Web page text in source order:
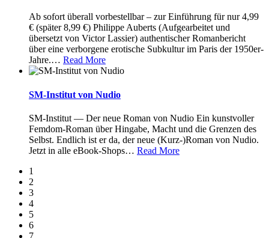
Ab sofort überall vorbestellbar – zur Einführung für nur 4,99
€ (später 8,99 €) Philippe Auberts (Aufgearbeitet und
übersetzt von Victor Lassier) authentischer Romanbericht
über eine verborgene erotische Subkultur im Paris der 1950er-
Jahre.… Read More
SM-Institut von Nudio
SM-Institut — Der neue Roman von Nudio Ein kunstvoller
Femdom-Roman über Hingabe, Macht und die Grenzen des
Selbst. Endlich ist er da, der neue (Kurz-)Roman von Nudio.
Jetzt in alle eBook-Shops… Read More
1
2
3
4
5
6
7